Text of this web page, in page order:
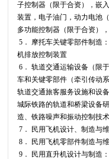
子控制器（限于合资），嵌
装置，电子油门，动力电池
多功能控制器（限于合资）
5． 摩托车关键零部件制造
机排放控制装置
6． 轨道交通运输设备（限
车和关键零部件（牵引传动
轨道交通旅客服务设施和设
城际铁路的轨道和桥梁设备
造、铁路噪声和振动控制技
7． 民用飞机设计、制造与
8． 民用飞机零部件制造与
9． 民用直升机设计与制造